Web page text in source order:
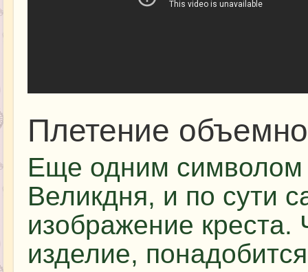
Плетение
Еще одним символом
Великдня, и по сути
изображение креста.
изделие,